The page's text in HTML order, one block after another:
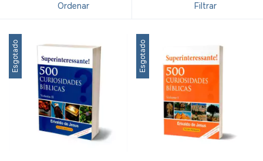
Ordenar Filtrar
Esgotado Esgotado